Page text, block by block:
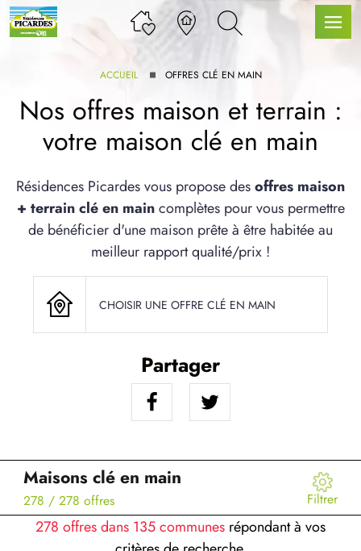
GAMME
SERVICE BDL EXTENSION
ARTICLES
ACCUEIL OFFRES CLÉ EN MAIN
Nos offres maison et terrain :
votre maison clé en main
Résidences Picardes vous propose desoffres maison
+ terrain clé en maincomplètes pour vous permettre
de bénéficier d'une maison prête à être habitée au
meilleur rapport qualité/prix !
CHOISIR UNE OFFRE CLÉ EN MAIN
Partager
Maisons clé en main
278 / 278 offres Filtrer
278 offres dans 135 communes répondant à vos